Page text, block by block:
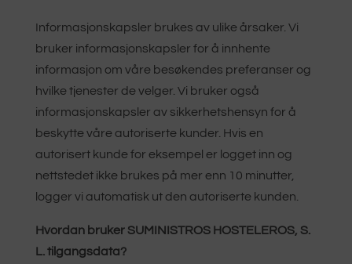
Informasjonskapsler brukes av ulike årsaker. Vi
bruker informasjonskapsler for å innhente
informasjon om våre besøkendes preferanser og
hvilke tjenester de velger. Vi bruker også
informasjonskapsler av sikkerhetshensyn for å
beskytte våre autoriserte kunder. Hvis en
autorisert kunde for eksempel er logget inn og
nettstedet ikke brukes på mer enn 10 minutter,
logger vi automatisk ut den autoriserte kunden.
Hvordan bruker SUMINISTROS HOSTELEROS, S.
L. tilgangsdata?